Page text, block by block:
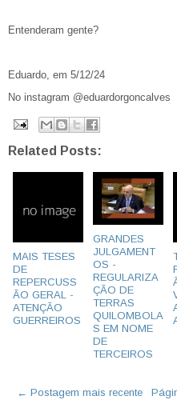
Entenderam gente?
Eduardo, em 5/12/24
No instagram @eduardorgoncalves
Related Posts:
MAIS TESES
DE
REPERCUSS
ÃO GERAL -
ATENÇÃO
GUERREIROS
GRANDES
JULGAMENT
OS -
REGULARIZA
ÇÃO DE
TERRAS
QUILOMBOLA
S EM NOME
DE
TERCEIROS
← Postagem mais recente